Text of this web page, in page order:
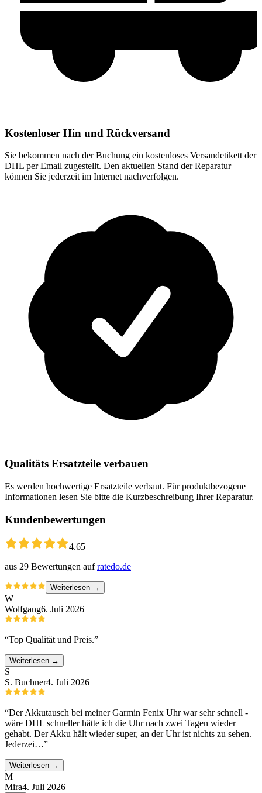
Kostenloser Hin und Rückversand
Sie bekommen nach der Buchung ein kostenloses Versandetikett der
DHL per Email zugestellt. Den aktuellen Stand der Reparatur
können Sie jederzeit im Internet nachverfolgen.
Qualitäts Ersatzteile verbauen
Es werden hochwertige Ersatzteile verbaut. Für produktbezogene
Informationen lesen Sie bitte die Kurzbeschreibung Ihrer Reparatur.
Kundenbewertungen
4.65
aus 29 Bewertungen auf ratedo.de
Weiterlesen →
W
Wolfgang6. Juli 2026
“Top Qualität und Preis.”
Weiterlesen →
S
S. Buchner4. Juli 2026
“Der Akkutausch bei meiner Garmin Fenix Uhr war sehr schnell -
wäre DHL schneller hätte ich die Uhr nach zwei Tagen wieder
gehabt. Der Akku hält wieder super, an der Uhr ist nichts zu sehen.
Jederzei…”
Weiterlesen →
M
Mira4. Juli 2026